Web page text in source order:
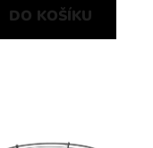
DO KOŠÍKU